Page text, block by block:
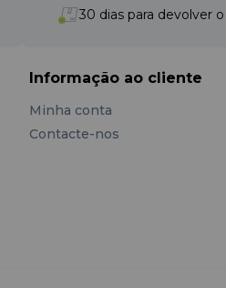
30 dias para devolver
Informação ao cliente
Minha conta
Contacte-nos